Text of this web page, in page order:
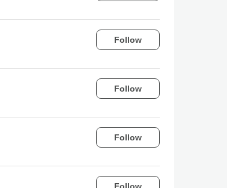
Follow
Follow
Follow
Follow